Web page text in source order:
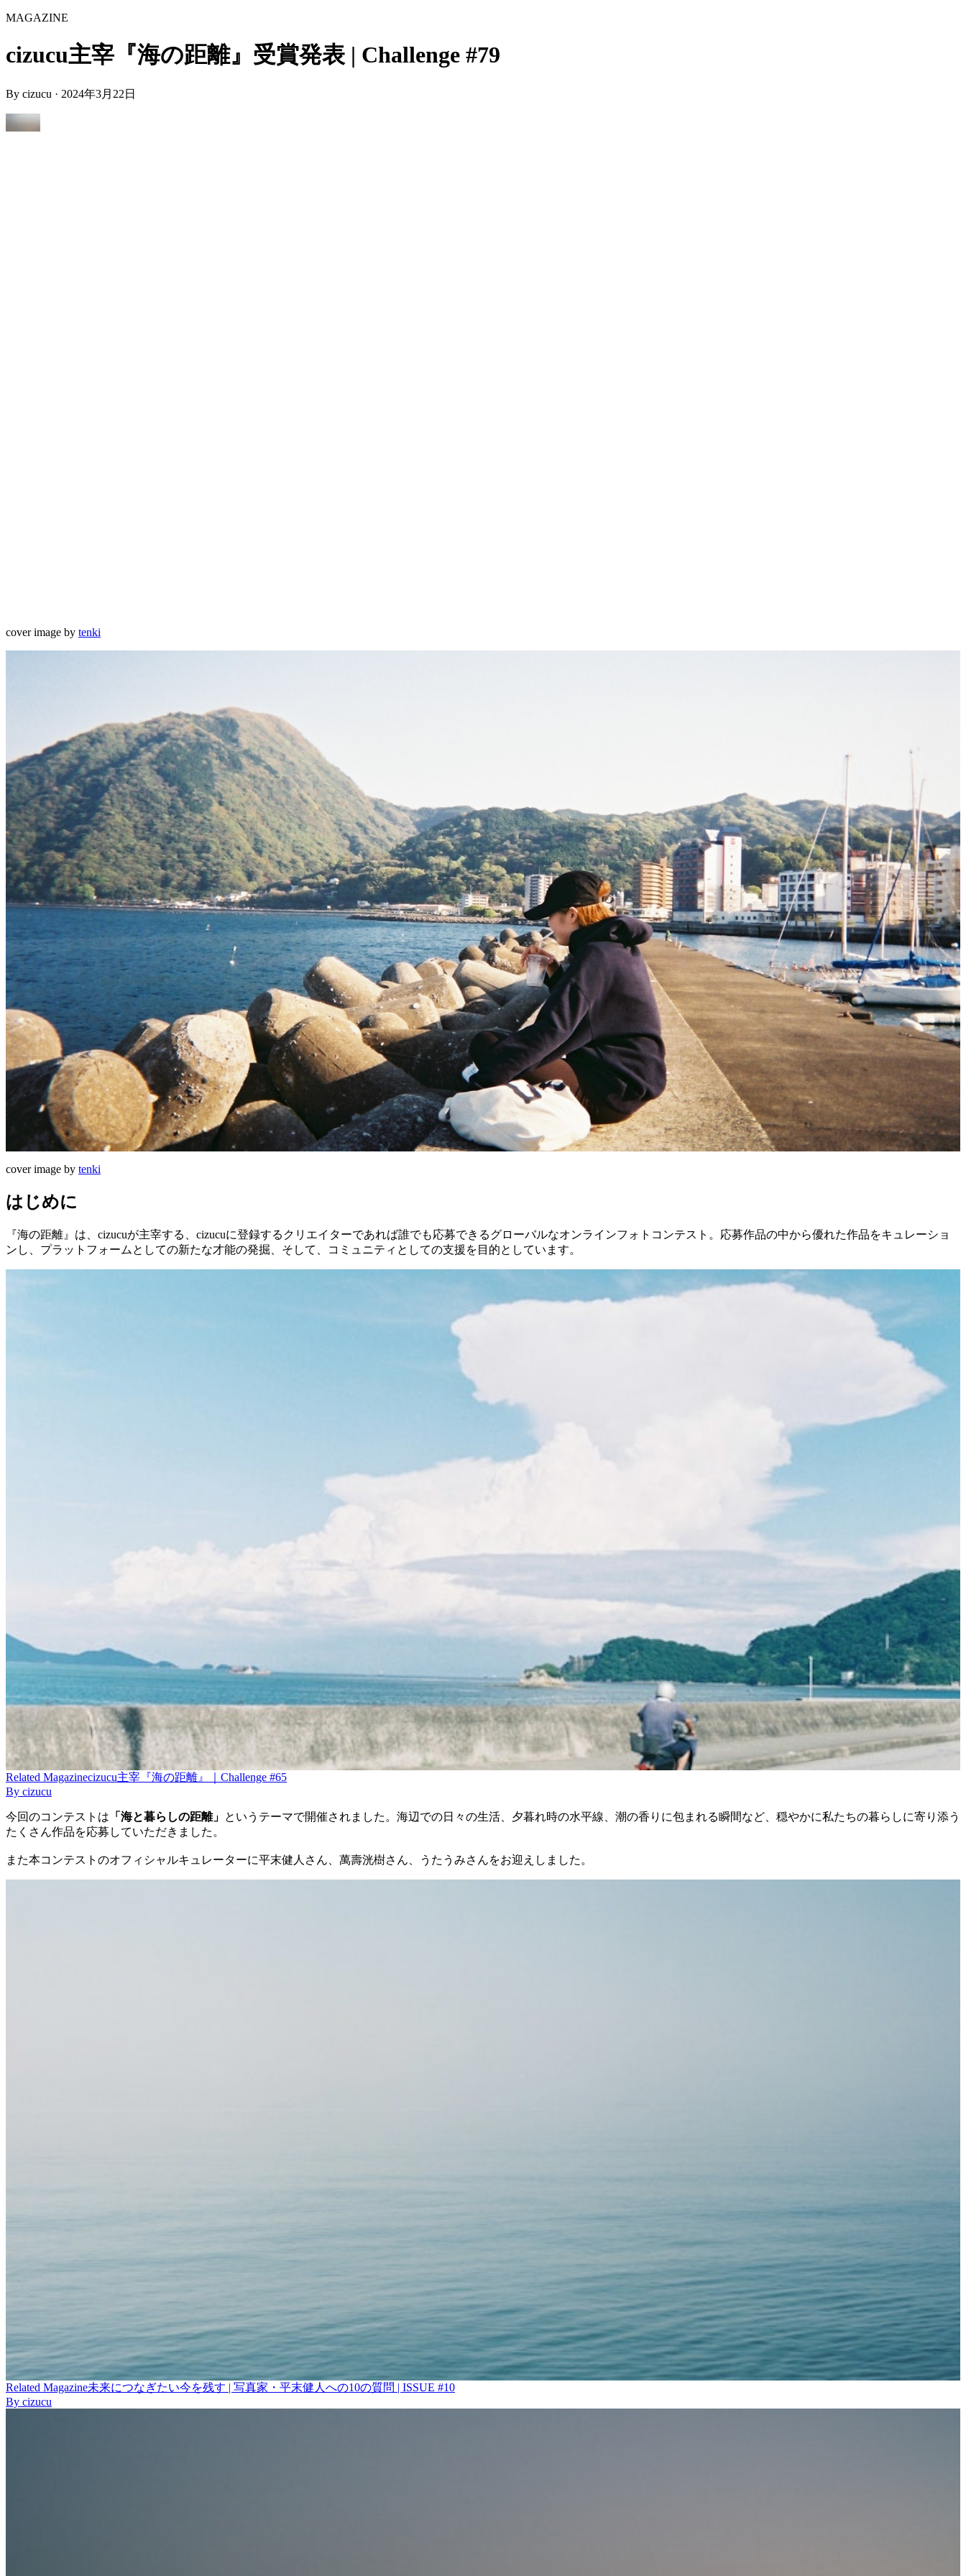
MAGAZINE
cizucu主宰『海の距離』受賞発表 | Challenge #79
By cizucu · 2024年3月22日
cover image by tenki
cover image by tenki
はじめに
『海の距離』は、cizucuが主宰する、cizucuに登録するクリエイターであれば誰でも応募できるグローバルなオンラインフォトコンテスト。応募作品の中から優れた作品をキュレーショ
ンし、プラットフォームとしての新たな才能の発掘、そして、コミュニティとしての支援を目的としています。
Related Magazinecizucu主宰『海の距離』｜Challenge #65
By cizucu
今回のコンテストは 「海と暮らしの距離」 というテーマで開催されました。海辺での日々の生活、夕暮れ時の水平線、潮の香りに包まれる瞬間など、穏やかに私たちの暮らしに寄り添う
たくさん作品を応募していただきました。
また本コンテストのオフィシャルキュレーターに平末健人さん、萬壽洸樹さん、うたうみさんをお迎えしました。
Related Magazine未来につなぎたい今を残す | 写真家・平末健人への10の質問 | ISSUE #10
By cizucu